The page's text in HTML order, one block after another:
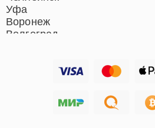
Уфа
Воронеж
Волгоград
Хабаровск